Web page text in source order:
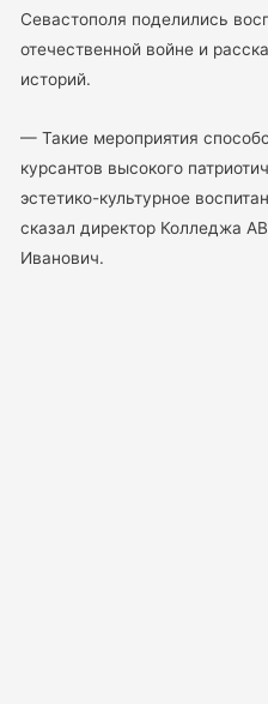
Севастополя поделились
отечественной войне и
историй.
— Такие мероприятия
курсантов высокого
эстетико-культурное
сказал директор Колледжа
Иванович.